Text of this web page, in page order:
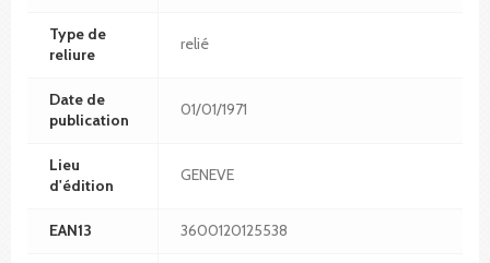
Type de
reliure
relié
Date de
publication
01/01/1971
Lieu
d'édition
GENEVE
EAN13 3600120125538